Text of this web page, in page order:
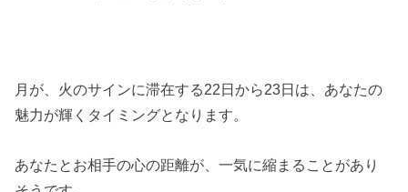
月が、火のサインに滞在する22日から23日は、あなたの
魅力が輝くタイミングとなります。
あなたとお相手の心の距離が、一気に縮まることがあり